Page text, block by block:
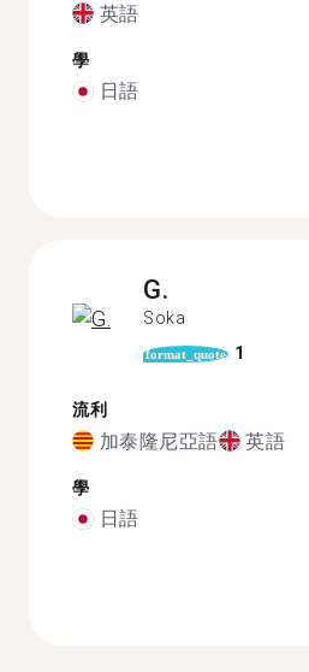
英語
學
日語
G.
Soka
format_quote 1
流利
加泰隆尼亞語 英語
學
日語